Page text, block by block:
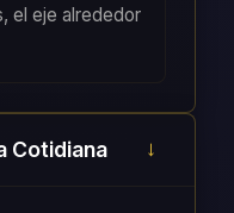
el eje alrededor
Cotidiana